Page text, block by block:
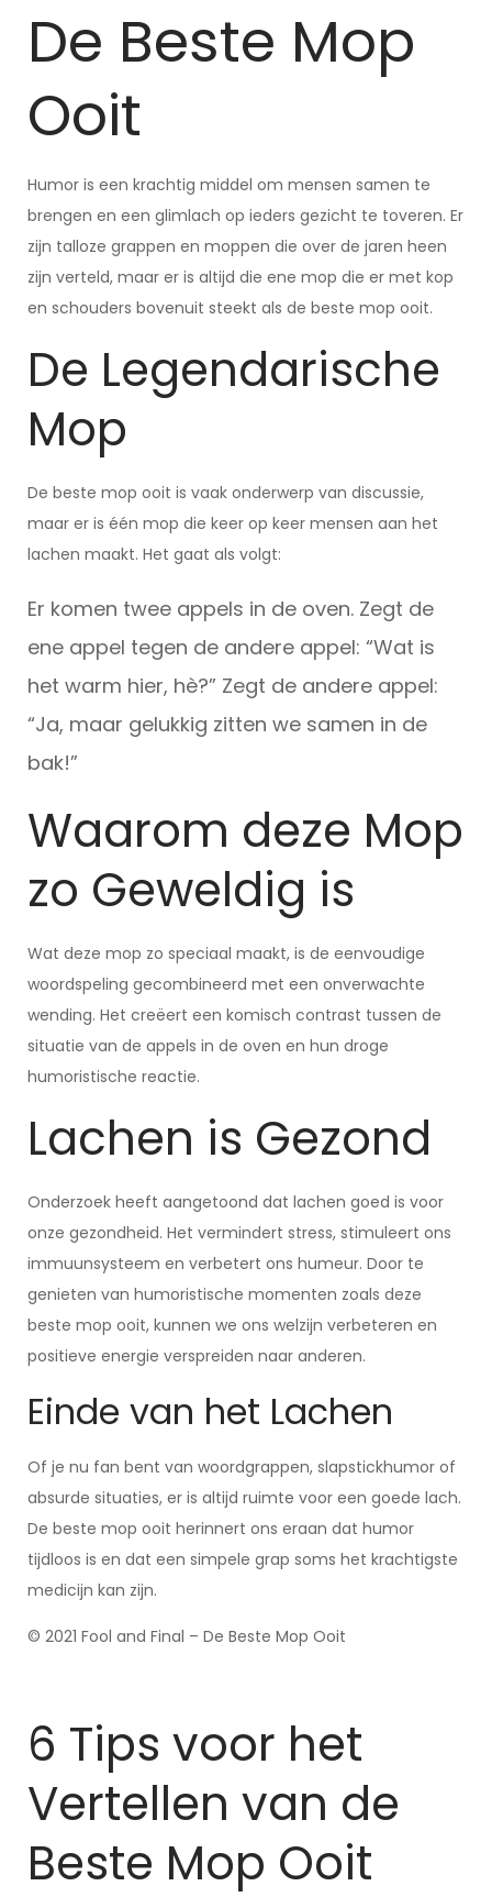
De Beste Mop
Ooit
Humor is een krachtig middel om mensen samen te
brengen en een glimlach op ieders gezicht te toveren. Er
zijn talloze grappen en moppen die over de jaren heen
zijn verteld, maar er is altijd die ene mop die er met kop
en schouders bovenuit steekt als de beste mop ooit.
De Legendarische
Mop
De beste mop ooit is vaak onderwerp van discussie,
maar er is één mop die keer op keer mensen aan het
lachen maakt. Het gaat als volgt:
Er komen twee appels in de oven. Zegt de
ene appel tegen de andere appel: “Wat is
het warm hier, hè?” Zegt de andere appel:
“Ja, maar gelukkig zitten we samen in de
bak!”
Waarom deze Mop
zo Geweldig is
Wat deze mop zo speciaal maakt, is de eenvoudige
woordspeling gecombineerd met een onverwachte
wending. Het creëert een komisch contrast tussen de
situatie van de appels in de oven en hun droge
humoristische reactie.
Lachen is Gezond
Onderzoek heeft aangetoond dat lachen goed is voor
onze gezondheid. Het vermindert stress, stimuleert ons
immuunsysteem en verbetert ons humeur. Door te
genieten van humoristische momenten zoals deze
beste mop ooit, kunnen we ons welzijn verbeteren en
positieve energie verspreiden naar anderen.
Einde van het Lachen
Of je nu fan bent van woordgrappen, slapstickhumor of
absurde situaties, er is altijd ruimte voor een goede lach.
De beste mop ooit herinnert ons eraan dat humor
tijdloos is en dat een simpele grap soms het krachtigste
medicijn kan zijn.
© 2021 Fool and Final – De Beste Mop Ooit
6 Tips voor het
Vertellen van de
Beste Mop Ooit